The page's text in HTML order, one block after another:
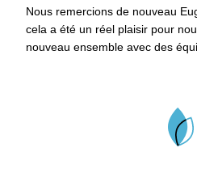
Nous remercions de nouveau
cela a été un réel plaisir pour
nouveau ensemble avec des